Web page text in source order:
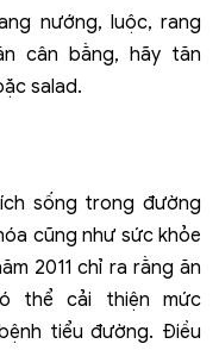
nướng, luộc, rang
cân bằng, hãy tăn
salad.
sống trong đường
cũng như sức khỏe
2011 chỉ ra rằng ăn
thể cải thiện mức
tiểu đường. Điều